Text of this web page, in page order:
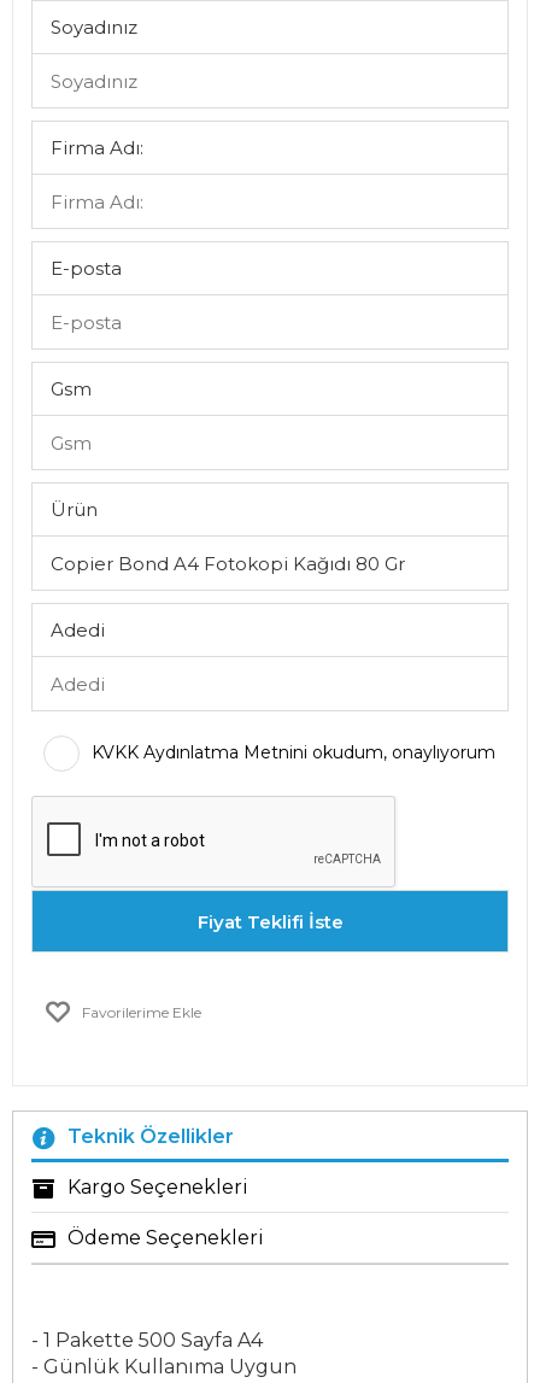
Soyadınız
Firma Adı:
E-posta
Gsm
Ürün
Adedi
KVKK Aydınlatma Metnini okudum, onaylıyorum
Fiyat Teklifi İste
Favorilerime Ekle
Teknik Özellikler
Kargo Seçenekleri
Ödeme Seçenekleri
- 1 Pakette 500 Sayfa A4
- Günlük Kullanıma Uygun